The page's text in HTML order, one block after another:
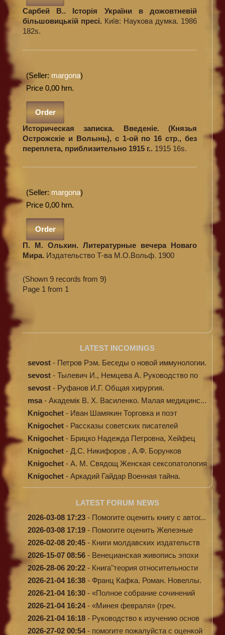
Сарбей В.. Історія України в дожовтневій
більшовицькій пресі. Київ: Наукова думка. 1986
182s.
(Seller: margona)
Price 0,00 hrn.
Order
Историческая записка. Введеніе. (Князья
Острожскіе и Волынь), с 1-ой по 16 стр., без
переплета, приблизительно 1915 г.. 1915 16s.
(Seller: margona)
Price 0,00 hrn.
Order
П. М. Ольхин. Литературные вечера Новаго
Мира. Издательство Т-ва М.О.Вольф. 1900
(Shown 9 records from 9)
Page 1 from 1
LATEST INCOMINGS
sevost - Петров Рэм. Беседы о новой иммунологии.
sevost - Тылевич И., Немцева А. Руководство по
ме...
sevost - Руфанов И.Г. Общая хирургия.
msa - Академік В. Х. Василенко. Малая медицинс...
Knigochet - Иван Шамякин Торговка и поэт
Knigochet - Рассказы советских писателей
Knigochet - Брицко Надежда Петровна, Хейфец
Аркадий ...
Knigochet - Д.С. Никифоров , А.Ф. Борунков
Дипломати...
Knigochet - А. М. Свядощ Женская сексопатология
Knigochet - Аркадий Гайдар Военная тайна.
Судьба бар...
LATEST FORUM NEWS
2026-03-08 17:23 - Помогите оценить книгу с автог...
2026-03-08 17:19 - Помогите оценить Железные
доро...
2026-02-08 20:45 - Книги молдавских издательств
2026-15-07 08:56 - Венецианская живопись эпохи
Во...
2026-28-06 20:22 - Книга"теория относительности
и...
2026-21-04 16:38 - Франц Кафка. Роман. Новеллы.
П...
2026-21-04 16:30 - «Полное собрание сочинений
А.Н...
2026-21-04 16:24- «Минея февраля» (греч.
Μηναίον...
2026-21-04 16:18 - Руководство к изучению основ
к...
2026-27-02 00:54- помогите пожалуйста с оценкой